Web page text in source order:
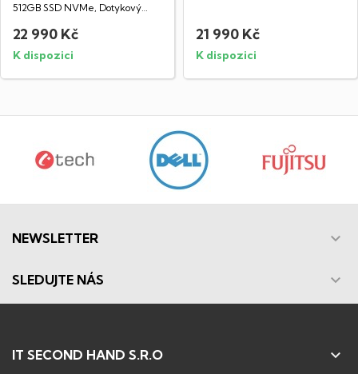
512GB SSD NVMe, Dotykový
22 990 Kč
K dispozici
21 990 Kč
K dispozici
NEWSLETTER 
SLEDUJTE NÁS 
IT SECOND HAND S.R.O 